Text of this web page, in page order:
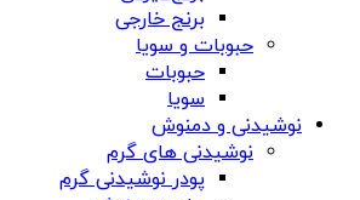
برنج خارجی
حبوبات و سویا
حبوبات
سویا
نوشیدنی و دمنوش
نوشیدنی های گرم
پودر نوشیدنی گرم